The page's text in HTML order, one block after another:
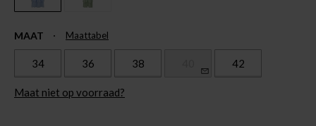
MAAT Maattabel
34 36 38 42
Maat niet op voorraad?